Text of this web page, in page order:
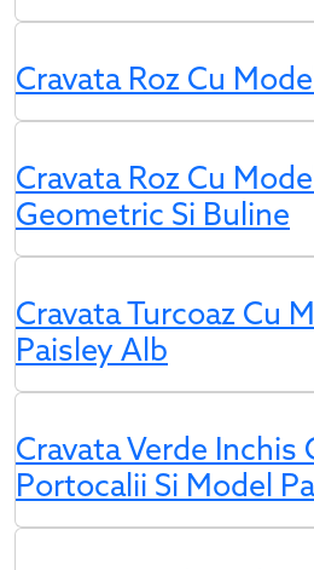
Cravata Roz Cu
Cravata Roz Cu Model
Geometric Si Buline
Cravata Turcoaz Cu
Paisley Alb
Cravata Verde Inchis
Portocalii Si Model